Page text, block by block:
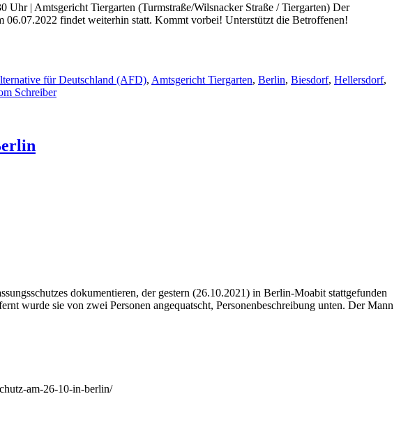
| Amtsgericht Tiergarten (Turmstraße/Wilsnacker Straße / Tiergarten) Der
findet weiterhin statt. Kommt vorbei! Unterstützt die Betroffenen!
für Deutschland (AFD), Amtsgericht Tiergarten, Berlin, Biesdorf, Hellersdorf,
Schreiber
dokumentieren, der gestern (26.10.2021) in Berlin-Moabit stattgefunden
wurde sie von zwei Personen angequatscht, Personenbeschreibung unten. Der Mann
am-26-10-in-berlin/